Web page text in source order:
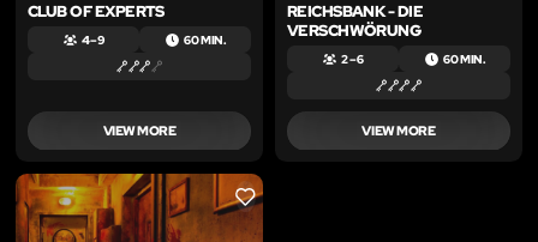
CLUB OF EXPERTS
4 – 9 60 MIN.
VIEW MORE
REICHSBANK - DIE
VERSCHWÖRUNG
2 – 6 60 MIN.
VIEW MORE
LIKE